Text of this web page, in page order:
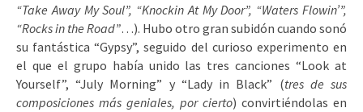
“Take Away My Soul”, “Knockin At My Door”, “Waters Flowin’”,
“Rocks in the Road”…). Hubo otro gran subidón cuando sonó
su fantástica “Gypsy”, seguido del curioso experimento en
el que el grupo había unido las tres canciones “Look at
Yourself”, “July Morning” y “Lady in Black” (tres de sus
composiciones más geniales, por cierto) convirtiéndolas en